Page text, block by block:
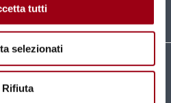
tutti
selezionati
Rifiuta
Studi di Padova
i Diritti Umani "Antonio